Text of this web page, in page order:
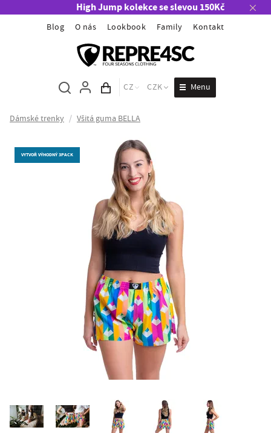
High Jump kolekce se slevou 150Kč
Blog O nás Lookbook Family Kontakt
Obsah košíku
CZ CZK Menu
Dámské trenky / Všitá guma BELLA
VYTVOŘ VÝHODNÝ 3PACK